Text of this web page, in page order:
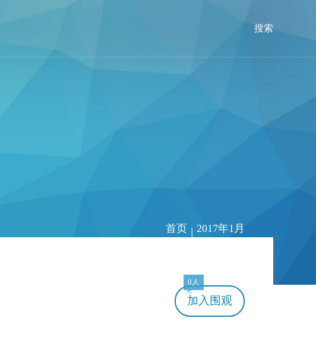
搜索
首页 | 2017年1月
加入
0人
围观